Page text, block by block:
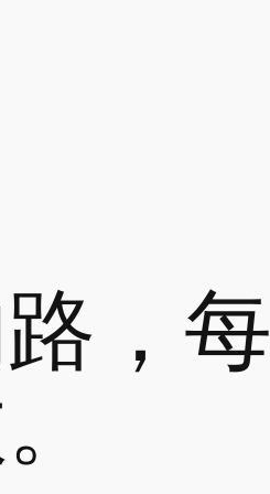
，每